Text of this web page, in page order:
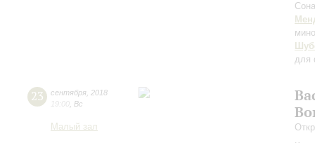
для
23 сентября 2018
19:00 Вс
Малый зал